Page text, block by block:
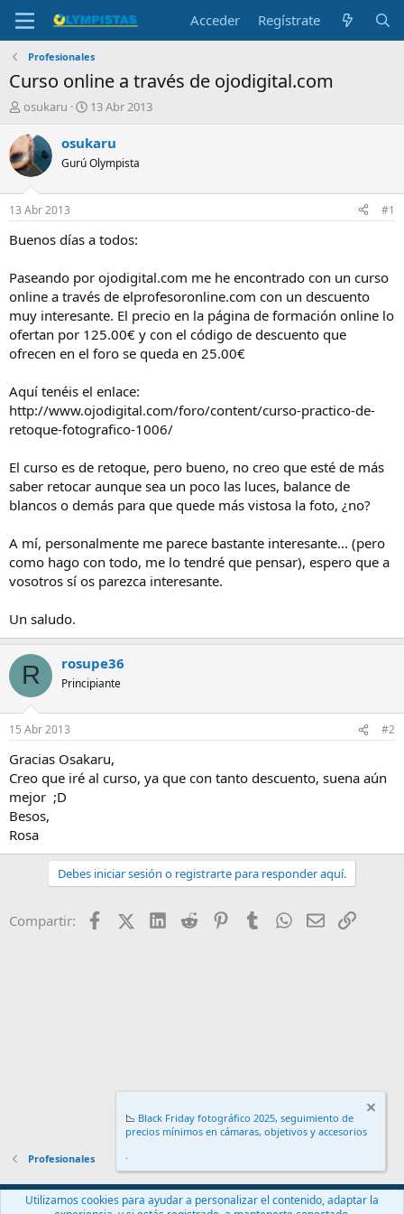
Acceder Regístrate
Profesionales
Curso online a través de ojodigital.com
I
i
c
i
a
d
o
r
l
t
e
m
a
osukaru
F
c
a
i
n
i
o
13 Abr 2013
osukaru
Gurú Olympista
13 Abr 2013 #1
Buenos días a todos:
Paseando por ojodigital.com me he encontrado con un curso
online a través de elprofesoronline.com con un descuento
muy interesante. El precio en la página de formación online lo
ofertan por 125.00€ y con el código de descuento que
ofrecen en el foro se queda en 25.00€
Aquí tenéis el enlace:
http://www.ojodigital.com/foro/content/curso-practico-de-
retoque-fotografico-1006/
El curso es de retoque, pero bueno, no creo que esté de más
saber retocar aunque sea un poco las luces, balance de
blancos o demás para que quede más vistosa la foto, ¿no?
A mí, personalmente me parece bastante interesante... (pero
como hago con todo, me lo tendré que pensar), espero que a
vosotros sí os parezca interesante.
Un saludo.
R rosupe36
Principiante
15 Abr 2013 #2
Gracias Osakaru,
Creo que iré al curso, ya que con tanto descuento, suena aún
mejor ;D
Besos,
Rosa
Debes iniciar sesión o registrarte para responder aquí.
Compartir: FacebookX (Twitter)
LinkedIn
Reddit PinterestTumblr WhatsApp
EmailEnlace
Profesionales
Español (ES)
📉 Black Friday fotográfico 2025, seguimiento de
precios mínimos en cámaras, objetivos y accesorios
.
Utilizamos cookies para ayudar a personalizar el contenido, adaptar la